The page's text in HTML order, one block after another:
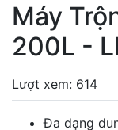
Máy
200L -
Lượt xem: 614
Đa dạng